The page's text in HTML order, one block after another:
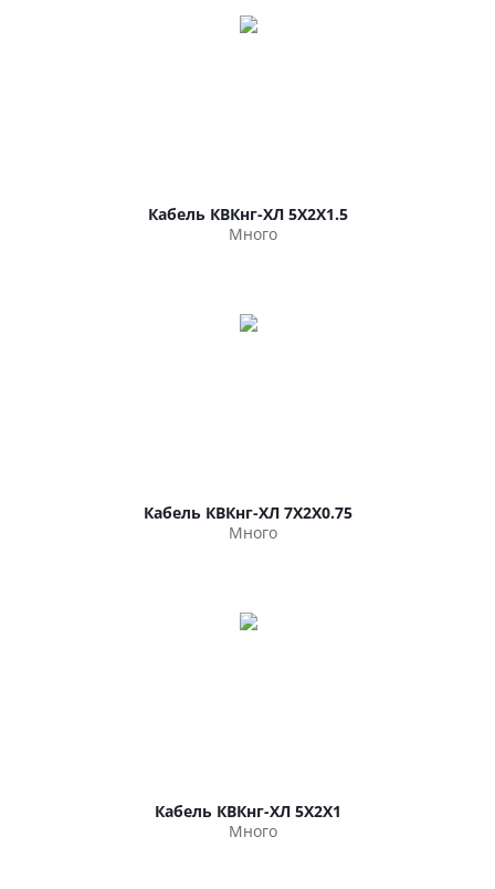
Кабель КВКнг-ХЛ 5Х2Х1.5
Много
Кабель КВКнг-ХЛ 7Х2Х0.75
Много
Кабель КВКнг-ХЛ 5Х2Х1
Много